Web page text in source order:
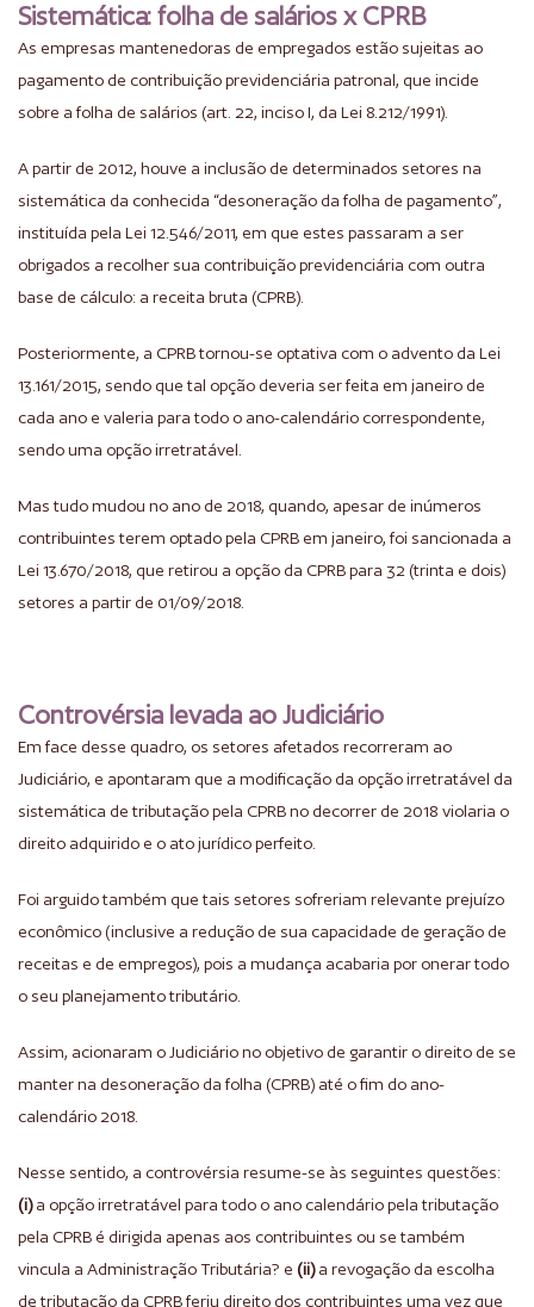
Sistemática: folha de salários x CPRB
As empresas mantenedoras de empregados estão sujeitas ao
pagamento de contribuição previdenciária patronal, que incide
sobre a folha de salários (art. 22, inciso I, da Lei 8.212/1991).
A partir de 2012, houve a inclusão de determinados setores na
sistemática da conhecida “desoneração da folha de pagamento”,
instituída pela Lei 12.546/2011, em que estes passaram a ser
obrigados a recolher sua contribuição previdenciária com outra
base de cálculo: a receita bruta (CPRB).
Posteriormente, a CPRB tornou-se optativa com o advento da Lei
13.161/2015, sendo que tal opção deveria ser feita em janeiro de
cada ano e valeria para todo o ano-calendário correspondente,
sendo uma opção irretratável.
Mas tudo mudou no ano de 2018, quando, apesar de inúmeros
contribuintes terem optado pela CPRB em janeiro, foi sancionada a
Lei 13.670/2018, que retirou a opção da CPRB para 32 (trinta e dois)
setores a partir de 01/09/2018.
Controvérsia levada ao Judiciário
Em face desse quadro, os setores afetados recorreram ao
Judiciário, e apontaram que a modificação da opção irretratável da
sistemática de tributação pela CPRB no decorrer de 2018 violaria o
direito adquirido e o ato jurídico perfeito.
Foi arguido também que tais setores sofreriam relevante prejuízo
econômico (inclusive a redução de sua capacidade de geração de
receitas e de empregos), pois a mudança acabaria por onerar todo
o seu planejamento tributário.
Assim, acionaram o Judiciário no objetivo de garantir o direito de se
manter na desoneração da folha (CPRB) até o fim do ano-
calendário 2018.
Nesse sentido, a controvérsia resume-se às seguintes questões:
(i)a opção irretratável para todo o ano calendário pela tributação
pela CPRB é dirigida apenas aos contribuintes ou se também
vincula a Administração Tributária? e (ii)a revogação da escolha
de tributação da CPRB feriu direito dos contribuintes uma vez que